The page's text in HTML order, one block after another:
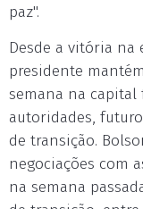
paz".
Desde a vitória na
presidente
semana na
autoridades,
de transição.
negociações com
na semana